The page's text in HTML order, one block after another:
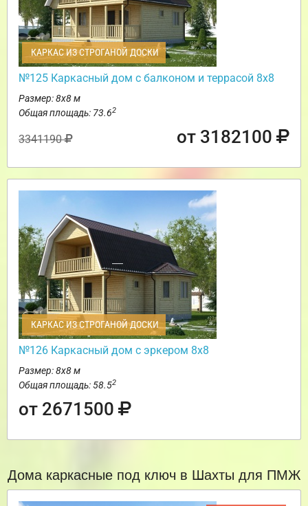
КАРКАС ИЗ СТРОГАНОЙ ДОСКИ
№125 Каркасный дом с балконом и террасой 8х8
Размер: 8х8 м
Общая площадь: 73.62
3341190 от 3182100
КАРКАС ИЗ СТРОГАНОЙ ДОСКИ
№126 Каркасный дом с эркером 8х8
Размер: 8х8 м
Общая площадь: 58.52
от 2671500
Дома каркасные под ключ в Шахты для ПМЖ